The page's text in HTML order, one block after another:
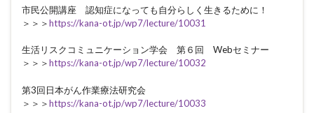
市民公開講座 認知症になっても自分らしく生きるために！
＞＞＞https://kana-ot.jp/wp7/lecture/10031
生活リスクコミュニケーション学会 第６回 Webセミナー
＞＞＞https://kana-ot.jp/wp7/lecture/10032
第3回日本がん作業療法研究会
＞＞＞https://kana-ot.jp/wp7/lecture/10033